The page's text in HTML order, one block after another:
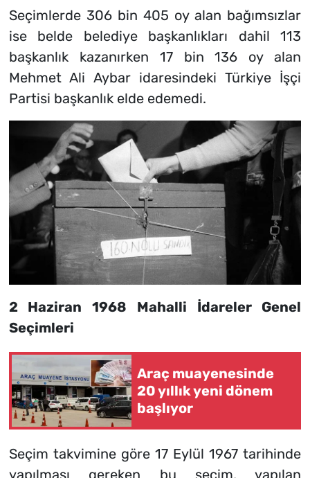
Seçimlerde 306 bin 405 oy alan bağımsızlar
ise belde belediye başkanlıkları dahil 113
başkanlık kazanırken 17 bin 136 oy alan
Mehmet Ali Aybar idaresindeki Türkiye İşçi
Partisi başkanlık elde edemedi.
2 Haziran 1968 Mahalli İdareler Genel
Seçimleri
Araç muayenesinde
20 yıllık yeni dönem
başlıyor
Seçim takvimine göre 17 Eylül 1967 tarihinde
yapılması gereken bu seçim, yapılan